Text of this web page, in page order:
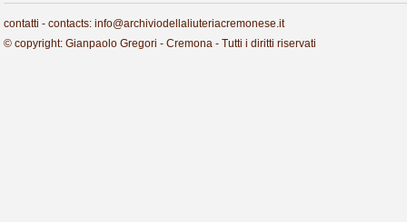
contatti - contacts: info@archiviodellaliuteriacremonese.it
© copyright: Gianpaolo Gregori - Cremona - Tutti i diritti riservati